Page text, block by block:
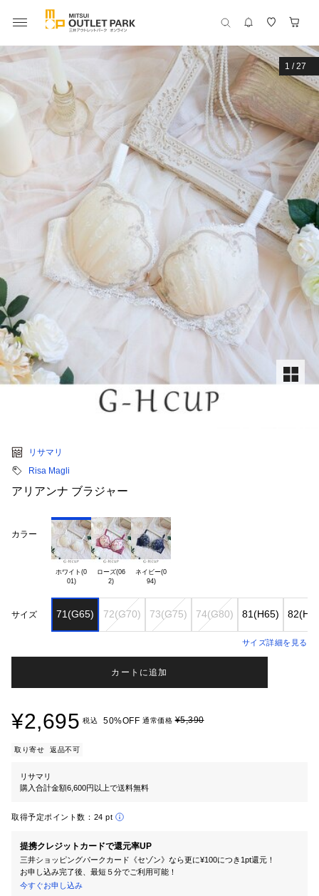
1 /27
リサマリ
Risa Magli
アリアンナ ブラジャー
カラー
ホワイト(0
01)
ローズ(06
ネイビー(0
94)
サイズ 71(G65) 72(G70) 73(G75) 74(G80) 81(H65)
サイズ詳細を見る
カートに追加
¥2,695 税込 50%OFF 通常価格¥5,390
取り寄せ 返品不可
リサマリ
購入合計金額6,600円以上で送料無料
取得予定ポイント数： 24 pt
提携クレジットカードで還元率UP
三井ショッピングパークカード《セゾン》なら更に¥100につき1pt還元！
お申し込み完了後、最短５分でご利用可能！
今すぐお申し込み